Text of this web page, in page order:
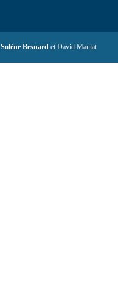
Solène Besnard et David Maulat